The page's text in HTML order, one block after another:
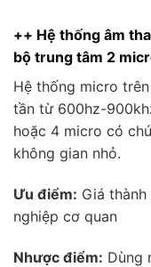
++ Hệ thống âm
bộ trung tâm 2
Hệ thống micro
tần từ 600hz-
hoặc 4 micro có
không gian nhỏ.
Ưu điểm: Giá
nghiệp cơ quan
Nhược điểm: Dùng